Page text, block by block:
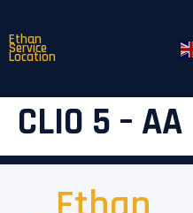
Ethan
Service
Location
CLIO 5 – AA